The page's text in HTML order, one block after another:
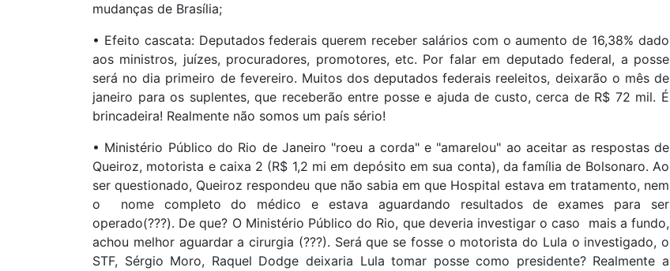
mudanças de Brasília;
• Efeito cascata: Deputados federais querem receber salários com o aumento de 16,38% dado
aos ministros, juízes, procuradores, promotores, etc. Por falar em deputado federal, a posse
será no dia primeiro de fevereiro. Muitos dos deputados federais reeleitos, deixarão o mês de
janeiro para os suplentes, que receberão entre posse e ajuda de custo, cerca de R$ 72 mil. É
brincadeira! Realmente não somos um país sério!
• Ministério Público do Rio de Janeiro "roeu a corda" e "amarelou" ao aceitar as respostas de
Queiroz, motorista e caixa 2 (R$ 1,2 mi em depósito em sua conta), da família de Bolsonaro. Ao
ser questionado, Queiroz respondeu que não sabia em que Hospital estava em tratamento, nem
o nome completo do médico e estava aguardando resultados de exames para ser
operado(???). De que? O Ministério Público do Rio, que deveria investigar o caso mais a fundo,
achou melhor aguardar a cirurgia (???). Será que se fosse o motorista do Lula o investigado, o
STF, Sérgio Moro, Raquel Dodge deixaria Lula tomar posse como presidente? Realmente a